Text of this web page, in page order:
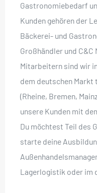
Gastronomiebedarf
Kunden gehören der
Bäckerei- und
Großhändler und C&C
Mitarbeitern sind wir
dem deutschen Markt
(Rheine, Bremen,
unsere Kunden mit
Du möchtest Teil des
starte deine
Lagerlogistik oder im